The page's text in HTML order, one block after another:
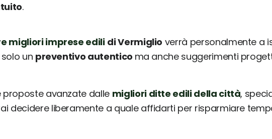
.
migliori imprese edili di Vermiglio verrà personalmente a
un preventivo autentico ma anche suggerimenti
avanzate dalle migliori ditte edili della città,
decidere liberamente a quale affidarti per risparmiare